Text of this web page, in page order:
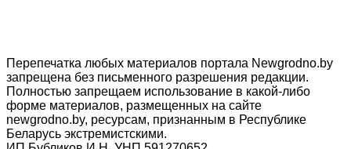
Перепечатка любых материалов портала Newgrodno.by
запрещена без письменного разрешения редакции.
Полностью запрещаем использование в какой-либо
форме материалов, размещенных на сайте
newgrodno.by, ресурсам, признанным в Республике
Беларусь экстремистскими.